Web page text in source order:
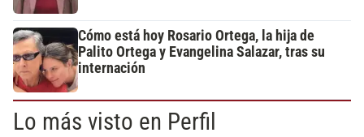
Cómo está hoy Rosario Ortega, la hija de
Palito Ortega y Evangelina Salazar, tras su
internación
Lo más visto en Perfil